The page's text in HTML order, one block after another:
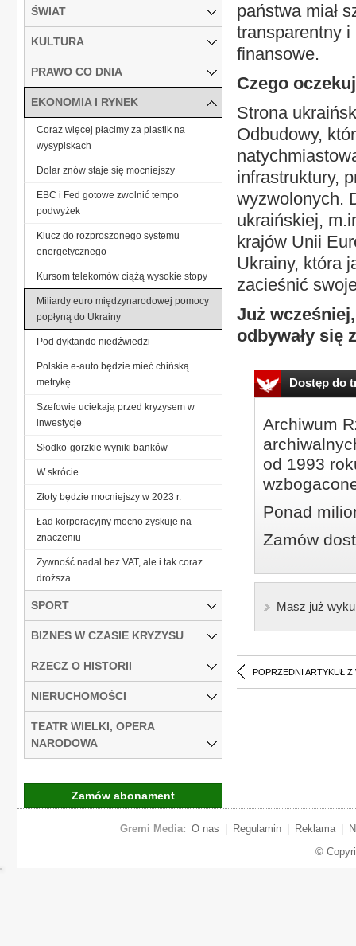
państwa miał
transparentny i
finansowe.
Czego
Strona
Odbudowy,
infrastruktury,
wyzwolonych.
ukraińskiej,
krajów Unii
Ukrainy, która
zacieśnić
Już
odbywały się
Dostęp do
Archiwum
od 1993
Ponad
Zamów
Masz już
POPRZEDNI ARTYKUŁ Z
ŚWIAT
KULTURA
PRAWO CO DNIA
EKONOMIA I RYNEK
Coraz więcej płacimy za plastik na
wysypiskach
Dolar znów staje się mocniejszy
EBC i Fed gotowe zwolnić tempo
podwyżek
Klucz do rozproszonego systemu
energetycznego
Kursom telekomów ciążą wysokie stopy
Miliardy euro międzynarodowej pomocy
popłyną do Ukrainy
Pod dyktando niedźwiedzi
Polskie e-auto będzie mieć chińską
metrykę
Szefowie uciekają przed kryzysem w
inwestycje
Słodko-gorzkie wyniki banków
W skrócie
Złoty będzie mocniejszy w 2023 r.
Ład korporacyjny mocno zyskuje na
znaczeniu
Żywność nadal bez VAT, ale i tak coraz
droższa
SPORT
BIZNES W CZASIE KRYZYSU
RZECZ O HISTORII
NIERUCHOMOŚCI
TEATR WIELKI, OPERA
NARODOWA
Zamów abonament
Gremi Media: O nas Regulamin Reklama
©